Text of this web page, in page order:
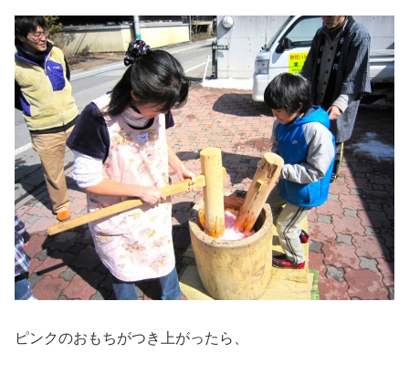
ピンクのおもちがつき上がったら、